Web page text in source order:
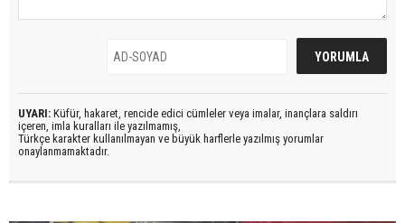
UYARI: Küfür, hakaret, rencide edici cümleler veya imalar, inançlara saldırı
içeren, imla kuralları ile yazılmamış,
Türkçe karakter kullanılmayan ve büyük harflerle yazılmış yorumlar
onaylanmamaktadır.